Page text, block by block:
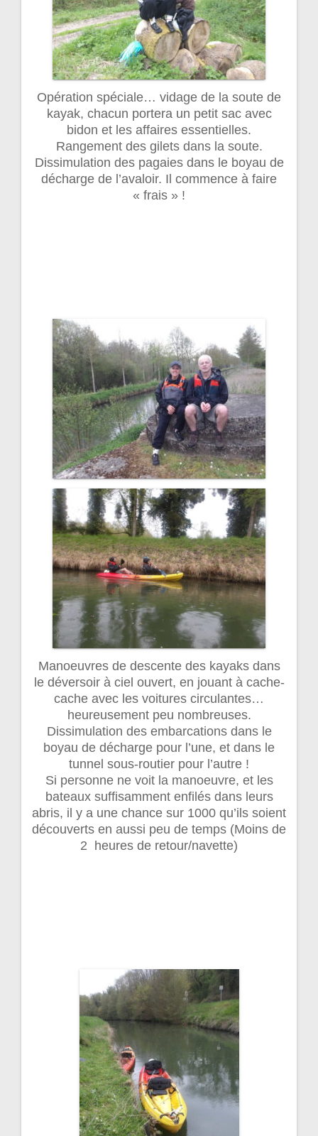
Opération spéciale… vidage de la soute de
kayak, chacun portera un petit sac avec
bidon et les affaires essentielles.
Rangement des gilets dans la soute.
Dissimulation des pagaies dans le boyau de
décharge de l’avaloir. Il commence à faire
« frais » !
Manoeuvres de descente des kayaks dans
le déversoir à ciel ouvert, en jouant à cache-
cache avec les voitures circulantes…
heureusement peu nombreuses.
Dissimulation des embarcations dans le
boyau de décharge pour l’une, et dans le
tunnel sous-routier pour l’autre !
Si personne ne voit la manoeuvre, et les
bateaux suffisamment enfilés dans leurs
abris, il y a une chance sur 1000 qu’ils soient
découverts en aussi peu de temps (Moins de
2 heures de retour/navette)